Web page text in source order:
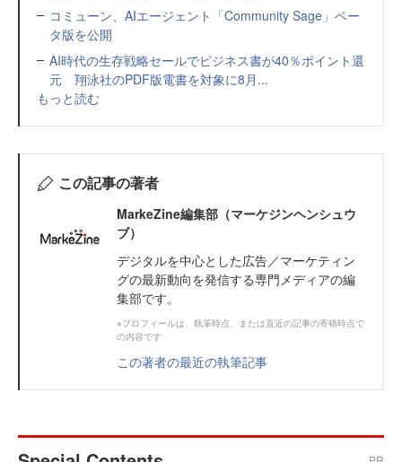
コミューン、AIエージェント「Community Sage」ベー
タ版を公開
AI時代の生存戦略セールでビジネス書が40％ポイント還
元 翔泳社のPDF版電書を対象に8月...
もっと読む
この記事の著者
MarkeZine編集部（マーケジンヘンシュウ
ブ）
デジタルを中心とした広告／マーケティン
グの最新動向を発信する専門メディアの編
集部です。
※プロフィールは、執筆時点、または直近の記事の寄稿時点で
の内容です
この著者の最近の執筆記事